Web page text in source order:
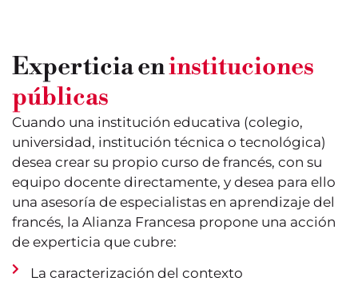
Experticia eninstituciones
públicas
Cuando una institución educativa (colegio,
universidad, institución técnica o tecnológica)
desea crear su propio curso de francés, con su
equipo docente directamente, y desea para ello
una asesoría de especialistas en aprendizaje del
francés, la Alianza Francesa propone una acción
de experticia que cubre:
La caracterización del contexto